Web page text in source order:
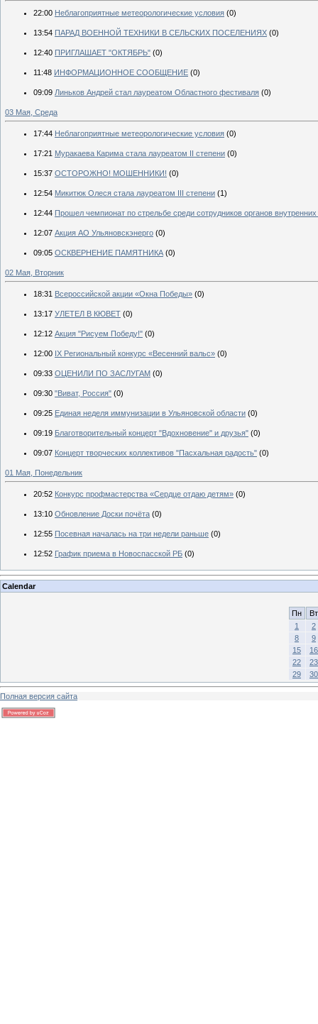
22:00 Неблагоприятные метеорологические условия (0)
13:54 ПАРАД ВОЕННОЙ ТЕХНИКИ В СЕЛЬСКИХ ПОСЕЛЕНИЯХ (0)
12:40 ПРИГЛАШАЕТ "ОКТЯБРЬ" (0)
11:48 ИНФОРМАЦИОННОЕ СООБЩЕНИЕ (0)
09:09 Линьков Андрей стал лауреатом Областного фестиваля (0)
03 Мая, Среда
17:44 Неблагоприятные метеорологические условия (0)
17:21 Муракаева Карима стала лауреатом II степени (0)
15:37 ОСТОРОЖНО! МОШЕННИКИ! (0)
12:54 Микитюк Олеся стала лауреатом III степени (1)
12:44 Прошел чемпионат по стрельбе среди сотрудников органов
12:07 Акция АО Ульяновскэнерго (0)
09:05 ОСКВЕРНЕНИЕ ПАМЯТНИКА (0)
02 Мая, Вторник
18:31 Всероссийской акции «Окна Победы» (0)
13:17 УЛЕТЕЛ В КЮВЕТ (0)
12:12 Акция "Рисуем Победу!" (0)
12:00 IX Региональный конкурс «Весенний вальс» (0)
09:33 ОЦЕНИЛИ ПО ЗАСЛУГАМ (0)
09:30 "Виват, Россия" (0)
09:25 Единая неделя иммунизации в Ульяновской области (0)
09:19 Благотворительный концерт "Вдохновение" и друзья" (0)
09:07 Концерт творческих коллективов "Пасхальная радость" (0)
01 Мая, Понедельник
20:52 Конкурс профмастерства «Сердце отдаю детям» (0)
13:10 Обновление Доски почёта (0)
12:55 Посевная началась на три недели раньше (0)
12:52 График приема в Новоспасской РБ (0)
Calendar
Пн
Вт
1
2
8
9
15
16
22
23
29
30
Полная версия сайта